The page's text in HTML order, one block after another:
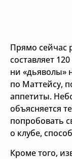
Прямо сейчас
составляет
ни «дьяволы»
по Маттейсу,
аппетиты.
объясняется
попробовать
о клубе,
Кроме того,